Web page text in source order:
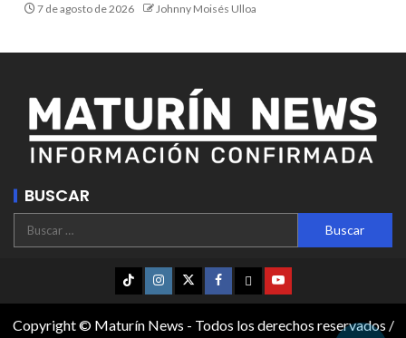
7 de agosto de 2026 Johnny Moisés Ulloa
BUSCAR
Copyright © Maturín News - Todos los derechos reservados /